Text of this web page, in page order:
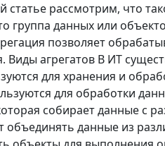
рассмотрим, что
группа данных или
позволяет
агрегатов В ИТ
для хранения и
для обработки
собирает данные с
объединять данные из